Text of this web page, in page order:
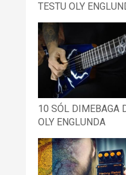
TESTU OLY
10 SÓL DIMEBAGA
OLY ENGLUNDA